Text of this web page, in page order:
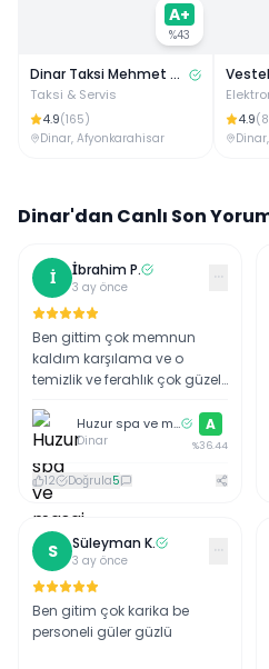
A+
%43
Dinar Taksi Mehmet Ozan (OPET-MİGROS)
Taksi & Servis
4.9(165)
Dinar, Afyonkarahisar
4.9(
Dinar,
Dinar'dan Canlı Son
İ İbrahim P.
3 ay önce ···
Ben gittim çok memnun
kaldım karşılama ve o
temizlik ve ferahlık çok güzel
numara sizlerede tavsiye
ederim pişman olmazsınız
yok böyle bir masaj dedirtir
yani o derece
Huzur spa ve masaj salonu
Dinar
A
%36.44
12 Doğrula5
S Süleyman K.
3 ay önce ···
Ben gitim çok karika be
personeli güler güzlü